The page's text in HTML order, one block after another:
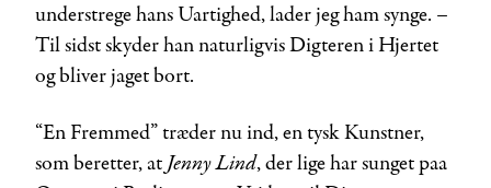
understrege hans Uartighed, lader jeg ham synge. –
Til sidst skyder han naturligvis Digteren i Hjertet
og bliver jaget bort.
“En Fremmed” træder nu ind, en tysk Kunstner,
som beretter, at Jenny Lind, der lige har sunget paa